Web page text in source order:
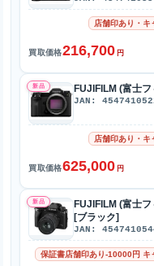
店舗印あり・キ
買取価格216,700 円
新品 FUJIFILM (富士
JAN:
店舗印あり・キ
買取価格625,000 円
新品
FUJIFILM (富士
[ブラック]
JAN:
保証書店舗印あり-10000円 キ